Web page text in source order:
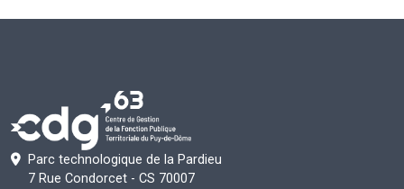
Parc technologique de la Pardieu
7 Rue Condorcet - CS 70007